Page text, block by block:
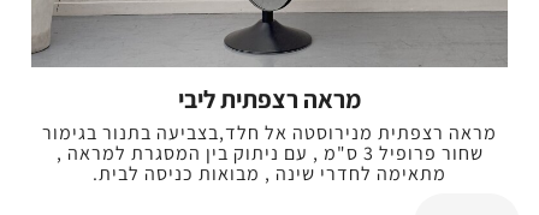
מראה רצפתית ליבי
מראה רצפתית מנירוסטה אל חלד,בצביעה בתנור בגימור
שחור פרופיל 3 ס"מ , עם ניתוק בין המסגרת למראה ,
מתאימה לחדרי שינה , מבואות כניסה לבית.